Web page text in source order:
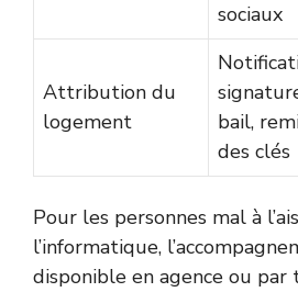
sociaux
Attribution du
logement
bail,
des clés
Pour les personnes mal à
l’informatique,
disponible en agence ou par